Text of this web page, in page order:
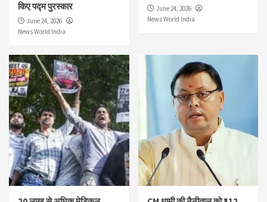
किए पद्म पुरस्कार
June 24, 2026
News World India
June 24, 2026
News World India